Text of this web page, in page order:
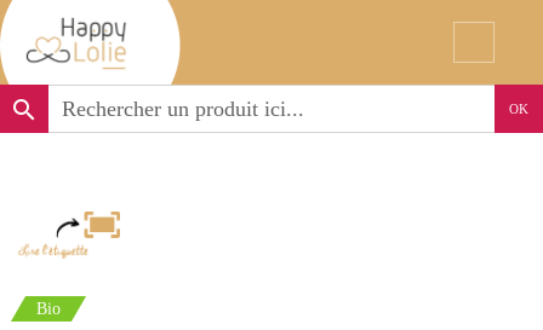
search OK
Bio